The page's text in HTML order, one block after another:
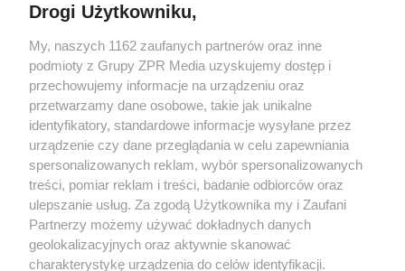
Żaden utwór zamieszczony w serwisie nie może być powielany i
rozpowszechniany lub dalej rozpowszechniany w jakikolwiek sposób (w
tym także elektroniczny lub mechaniczny) na jakimkolwiek polu
eksploatacji w jakiejkolwiek formie, włącznie z umieszczaniem w Internecie
bez pisemnej zgody właściciela praw. Jakiekolwiek użycie lub
wykorzystanie utworów w całości lub w części z naruszeniem prawa, tzn.
bez właściwej zgody, jest zabronione pod groźbą kary i może być ścigane
prawnie.
Drogi Użytkowniku,
My, naszych 1162 zaufanych partnerów oraz inne
podmioty z Grupy ZPR Media uzyskujemy dostęp i
przechowujemy informacje na urządzeniu oraz
przetwarzamy dane osobowe, takie jak unikalne
identyfikatory, standardowe informacje wysyłane przez
urządzenie czy dane przeglądania w celu zapewniania
spersonalizowanych reklam, wybór spersonalizowanych
treści, pomiar reklam i treści, badanie odbiorców oraz
ulepszanie usług. Za zgodą Użytkownika my i Zaufani
Partnerzy możemy używać dokładnych danych
geolokalizacyjnych oraz aktywnie skanować
charakterystykę urządzenia do celów identyfikacji.